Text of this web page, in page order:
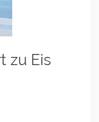
zu Eis